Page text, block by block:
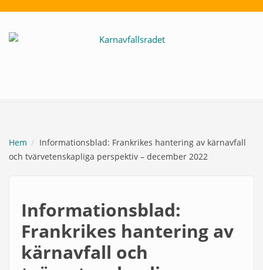
Hem
Informationsblad: Frankrikes hantering av kärnavfall
och tvärvetenskapliga perspektiv – december 2022
Informationsblad:
Frankrikes hantering av
kärnavfall och